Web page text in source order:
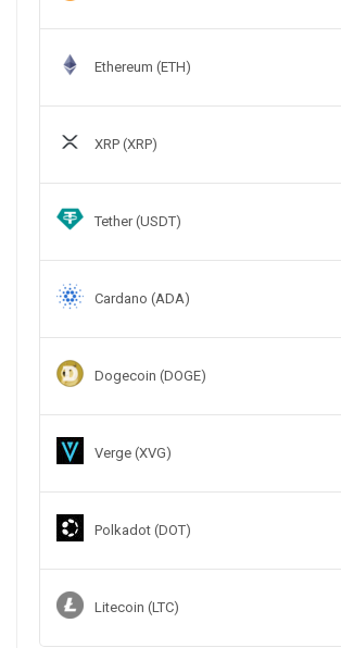
Ethereum (ETH)
XRP (XRP)
Tether (USDT)
Cardano (ADA)
Dogecoin (DOGE)
Verge (XVG)
Polkadot (DOT)
Litecoin (LTC)